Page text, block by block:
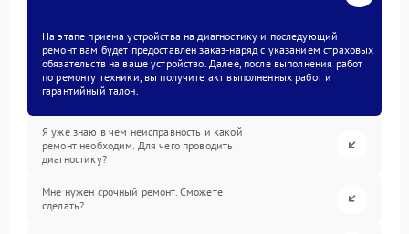
На этапе приема устройства на диагностику и последующий
ремонт вам будет предоставлен заказ-наряд с указанием страховых
обязательств на ваше устройство. Далее, после выполнения работ
по ремонту техники, вы получите акт выполненных работ и
гарантийный талон.
Я уже знаю в чем неисправность и какой
ремонт необходим. Для чего проводить
диагностику?
Мне нужен срочный ремонт. Сможете
сделать?